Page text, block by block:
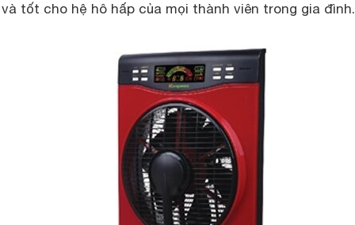
và tốt cho hệ hô hấp của mọi thành viên trong gia đình.